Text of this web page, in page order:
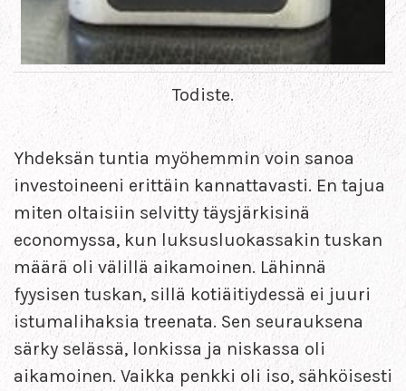
Todiste.
Yhdeksän tuntia myöhemmin voin sanoa
investoineeni erittäin kannattavasti. En tajua
miten oltaisiin selvitty täysjärkisinä
economyssa, kun luksusluokassakin tuskan
määrä oli välillä aikamoinen. Lähinnä
fyysisen tuskan, sillä kotiäitiydessä ei juuri
istumalihaksia treenata. Sen seurauksena
särky selässä, lonkissa ja niskassa oli
aikamoinen. Vaikka penkki oli iso, sähköisesti